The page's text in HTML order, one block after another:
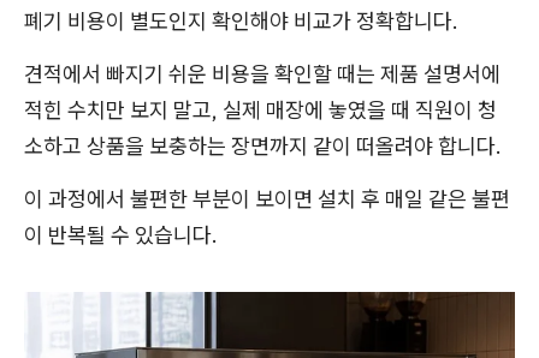
폐기 비용이 별도인지 확인해야 비교가 정확합니다.
견적에서 빠지기 쉬운 비용을 확인할 때는 제품 설명서에
적힌 수치만 보지 말고, 실제 매장에 놓였을 때 직원이 청
소하고 상품을 보충하는 장면까지 같이 떠올려야 합니다.
이 과정에서 불편한 부분이 보이면 설치 후 매일 같은 불편
이 반복될 수 있습니다.